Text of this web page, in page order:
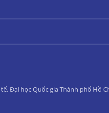
Đại học Quốc gia Thành phố Hồ